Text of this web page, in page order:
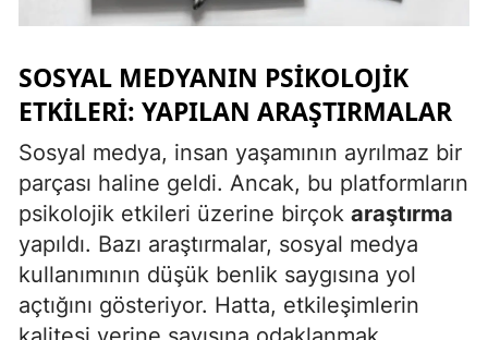
Bayburt
Karaman
Kırıkkale
Batman
Şırnak
Bartın
Ardahan
SOSYAL MEDYANIN PSIKOLOJIK
ETKILERI: YAPILAN ARAŞTIRMALAR
Sosyal medya, insan yaşamının ayrılmaz bir
parçası haline geldi. Ancak, bu platformların
psikolojik etkileri üzerine birçok araştırma
yapıldı. Bazı araştırmalar, sosyal medya
kullanımının düşük benlik saygısına yol
açtığını gösteriyor. Hatta, etkileşimlerin